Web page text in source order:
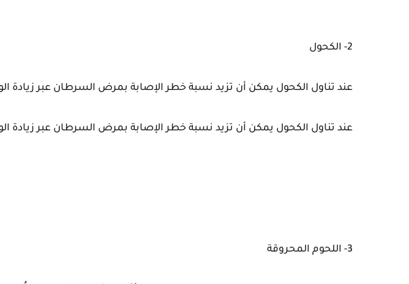
2- الكحول
عند تناول الكحول يمكن أن تزيد نسبة خطر الإصابة بمرض السرطان عبر زيادة
عند تناول الكحول يمكن أن تزيد نسبة خطر الإصابة بمرض السرطان عبر زيادة
3- اللحوم المحروقة